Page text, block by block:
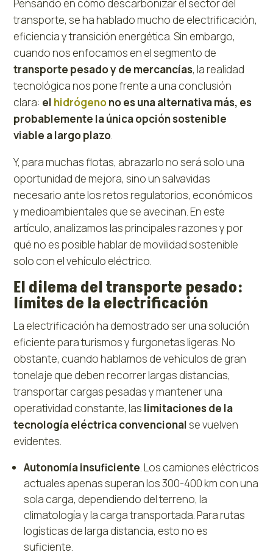
Pensando en cómo descarbonizar el sector del
transporte, se ha hablado mucho de electrificación,
eficiencia y transición energética. Sin embargo,
cuando nos enfocamos en el segmento de
transporte pesado y de mercancías, la realidad
tecnológica nos pone frente a una conclusión
clara: el hidrógenono es una alternativa más, es
probablemente la única opción sostenible
viable a largo plazo.
Y, para muchas flotas, abrazarlo no será solo una
oportunidad de mejora, sino un salvavidas
necesario ante los retos regulatorios, económicos
y medioambientales que se avecinan. En este
artículo, analizamos las principales razones y por
qué no es posible hablar de movilidad sostenible
solo con el vehículo eléctrico.
El dilema del transporte pesado:
límites de la electrificación
La electrificación ha demostrado ser una solución
eficiente para turismos y furgonetas ligeras. No
obstante, cuando hablamos de vehículos de gran
tonelaje que deben recorrer largas distancias,
transportar cargas pesadas y mantener una
operatividad constante, las limitaciones de la
tecnología eléctrica convencionalse vuelven
evidentes.
Autonomía insuficiente. Los camiones eléctricos
actuales apenas superan los 300-400 km con una
sola carga, dependiendo del terreno, la
climatología y la carga transportada. Para rutas
logísticas de larga distancia, esto no es
suficiente.